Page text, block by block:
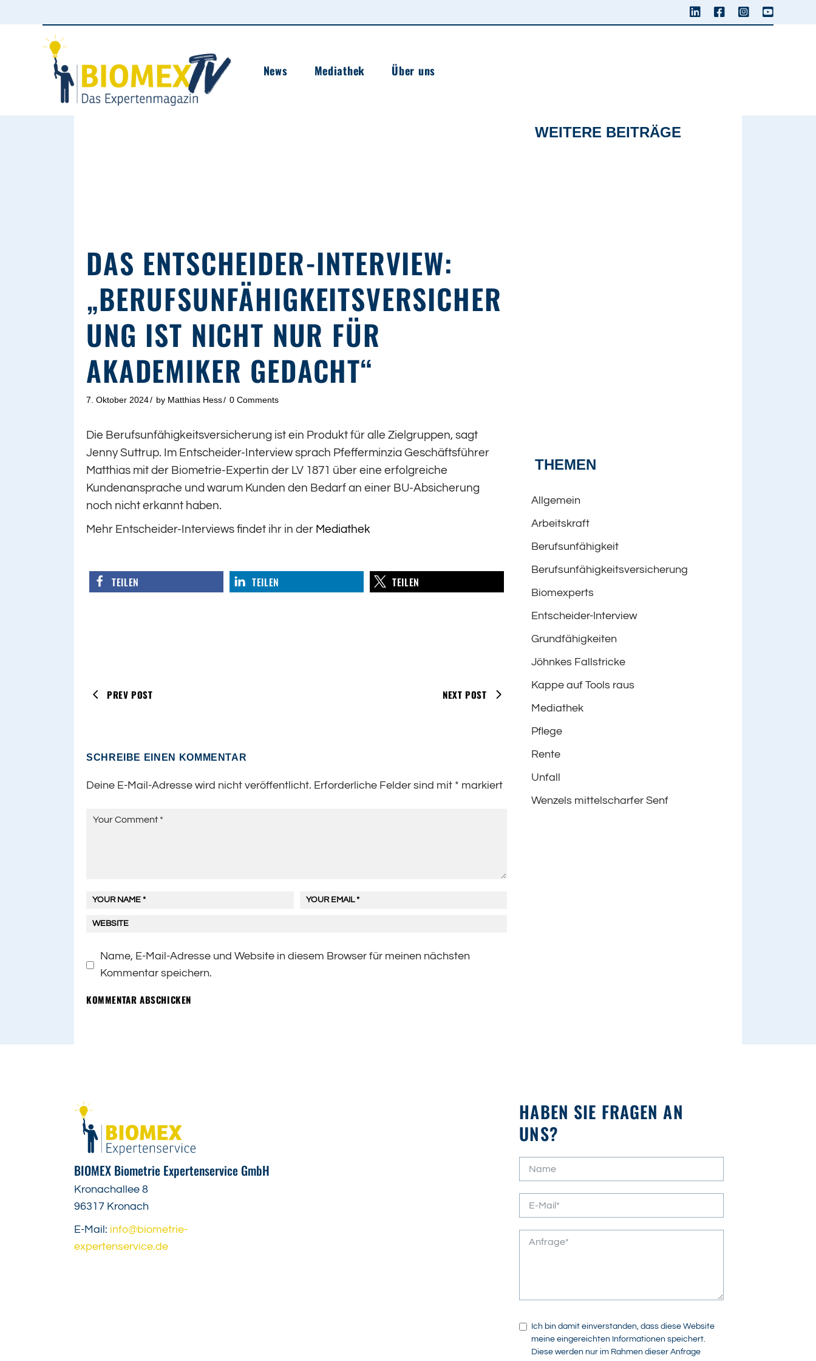
News Mediathek Über uns
DAS ENTSCHEIDER-INTERVIEW:
„BERUFSUNFÄHIGKEITSVERSICHER
UNG IST NICHT NUR FÜR
AKADEMIKER GEDACHT“
7. Oktober 2024 by Matthias Hess 0 Comments
Die Berufsunfähigkeitsversicherung ist ein Produkt für alle Zielgruppen, sagt
Jenny Suttrup. Im Entscheider-Interview sprach Pfefferminzia Geschäftsführer
Matthias mit der Biometrie-Expertin der LV 1871 über eine erfolgreiche
Kundenansprache und warum Kunden den Bedarf an einer BU-Absicherung
noch nicht erkannt haben.
Mehr Entscheider-Interviews findet ihr in der Mediathek
TEILEN TEILEN TEILEN
PREV POST NEXT POST
SCHREIBE EINEN KOMMENTAR
Deine E-Mail-Adresse wird nicht veröffentlicht. Erforderliche Felder sind mit * markiert
Name, E-Mail-Adresse und Website in diesem Browser für meinen nächsten
Kommentar speichern.
KOMMENTAR ABSCHICKEN
WEITERE BEITRÄGE
THEMEN
Allgemein
Arbeitskraft
Berufsunfähigkeit
Berufsunfähigkeitsversicherung
Biomexperts
Entscheider-Interview
Grundfähigkeiten
Jöhnkes Fallstricke
Kappe auf Tools raus
Mediathek
Pflege
Rente
Unfall
Wenzels mittelscharfer Senf
BIOMEX Biometrie Expertenservice GmbH
Kronachallee 8
96317 Kronach
E-Mail: info@biometrie-
expertenservice.de
HABEN SIE FRAGEN AN
UNS?
Ich bin damit einverstanden, dass diese Website
meine eingereichten Informationen speichert.
Diese werden nur im Rahmen dieser Anfrage